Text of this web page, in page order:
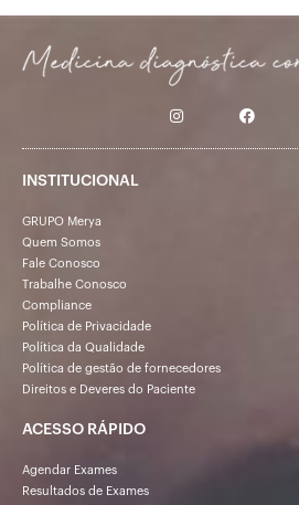
INSTITUCIONAL
GRUPO Merya
Quem Somos
Fale Conosco
Trabalhe Conosco
Compliance
Política de Privacidade
Política da Qualidade
Política de gestão de fornecedores
Direitos e Deveres do Paciente
ACESSO RÁPIDO
Agendar Exames
Resultados de Exames